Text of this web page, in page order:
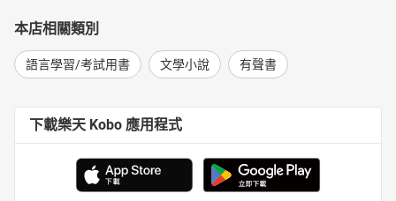
本店相關類別
語言學習/考試用書 文學小說 有聲書
下載樂天 Kobo 應用程式